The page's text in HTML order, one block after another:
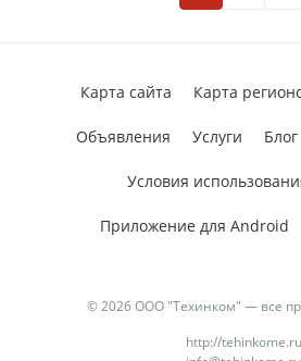
© 2026 ООО "Техинком" — все
http://tehinkome.ru
Карта сайта Карта
Объявления Услуги Блог
Условия
Приложение для Android